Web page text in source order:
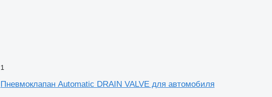
1
Пневмоклапан Automatic DRAIN VALVE для автомобиля